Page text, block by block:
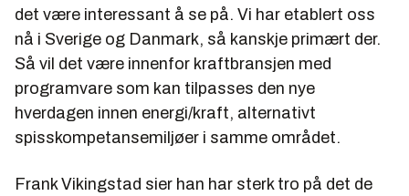
det være interessant å se på. Vi har etablert oss
nå i Sverige og Danmark, så kanskje primært der.
Så vil det være innenfor kraftbransjen med
programvare som kan tilpasses den nye
hverdagen innen energi/kraft, alternativt
spisskompetansemiljøer i samme området.
Frank Vikingstad sier han har sterk tro på det de